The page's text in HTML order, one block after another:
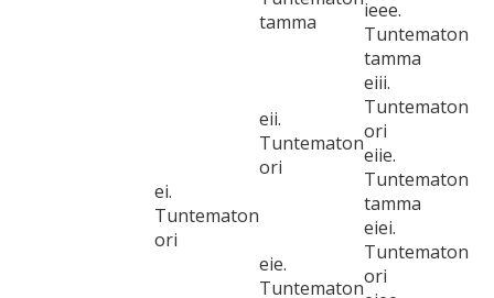
tamma
ieee.
Tuntematon
tamma
ei.
Tuntematon
ori
eii.
Tuntematon
ori
eiii.
Tuntematon
ori
eiie.
Tuntematon
tamma
eie.
Tuntematon
eiei.
Tuntematon
ori